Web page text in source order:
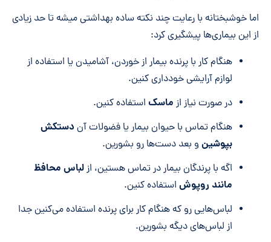
اما خوشبختانه با رعایت چند نکته ساده بهداشتی میشه تا حد زیادی
از این بیماری‌ها پیشگیری کرد:
هنگام کار با پرنده بیمار از خوردن، آشامیدن یا استفاده از
لوازم آرایشی خودداری کنین.
در صورت نیاز از ماسک استفاده کنین.
هنگام تماس با حیوان بیمار یا فضولات آن دستکش
بپوشین و بعد دست‌ها رو بشورین.
اگه با پرندگان بیمار در تماس هستین، ازلباس محافظ
مانند روپوش استفاده کنین.
لباس‌هایی رو که هنگام کار برای پرنده استفاده می‌کنین جدا
از لباس‌های دیگه بشورین.